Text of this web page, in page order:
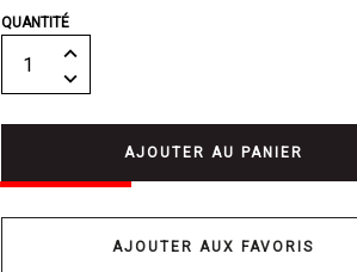
QUANTITÉ
AJOUTER AU PANIER